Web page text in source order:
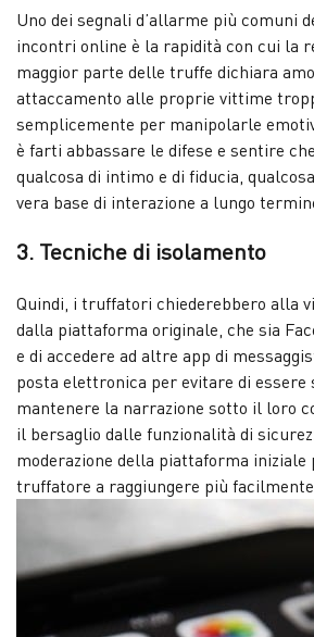
Uno dei segnali d’allarme più comuni
incontri online è la rapidità con cui la
maggior parte delle truffe dichiara
attaccamento alle proprie vittime
semplicemente per manipolarle
è farti abbassare le difese e sentire
qualcosa di intimo e di fiducia,
vera base di interazione a lungo
3. Tecniche di isolamento
Quindi, i truffatori chiederebbero alla
dalla piattaforma originale, che sia
e di accedere ad altre app di
posta elettronica per evitare di essere
mantenere la narrazione sotto il loro
il bersaglio dalle funzionalità di
moderazione della piattaforma iniziale
truffatore a raggiungere più